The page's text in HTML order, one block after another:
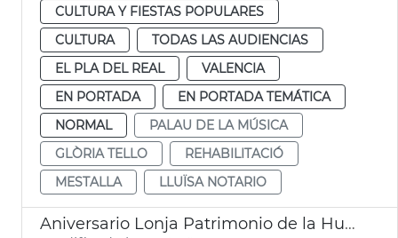
CULTURA Y FIESTAS POPULARES
CULTURA
TODAS LAS AUDIENCIAS
EL PLA DEL REAL
VALENCIA
EN PORTADA
EN PORTADA TEMÁTICA
NORMAL
PALAU DE LA MÚSICA
GLÒRIA TELLO
REHABILITACIÓ
MESTALLA
LLUÏSA NOTARIO
Aniversario Lonja Patrimonio de la Humanidad